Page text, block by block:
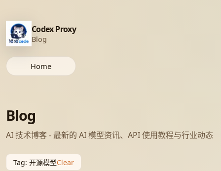
Codex Proxy
Blog
Home
Blog
AI 技术博客 - 最新的 AI 模型资讯、API 使用教程与行业动态
Tag: 开源模型Clear